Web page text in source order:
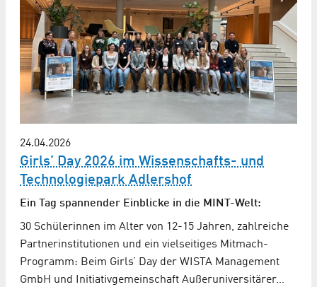
24.04.2026
Girls’ Day 2026 im Wissenschafts- und
Technologiepark Adlershof
Ein Tag spannender Einblicke in die MINT-Welt:
30 Schülerinnen im Alter von 12-15 Jahren, zahlreiche
Partnerinstitutionen und ein vielseitiges Mitmach-
Programm: Beim Girls’ Day der WISTA Management
GmbH und Initiativgemeinschaft Außeruniversitärer…